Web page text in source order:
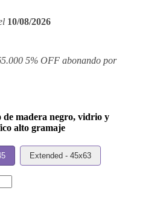
10/08/2026
5% OFF abonando por
madera negro, vidrio y
alto gramaje
Extended - 45x63